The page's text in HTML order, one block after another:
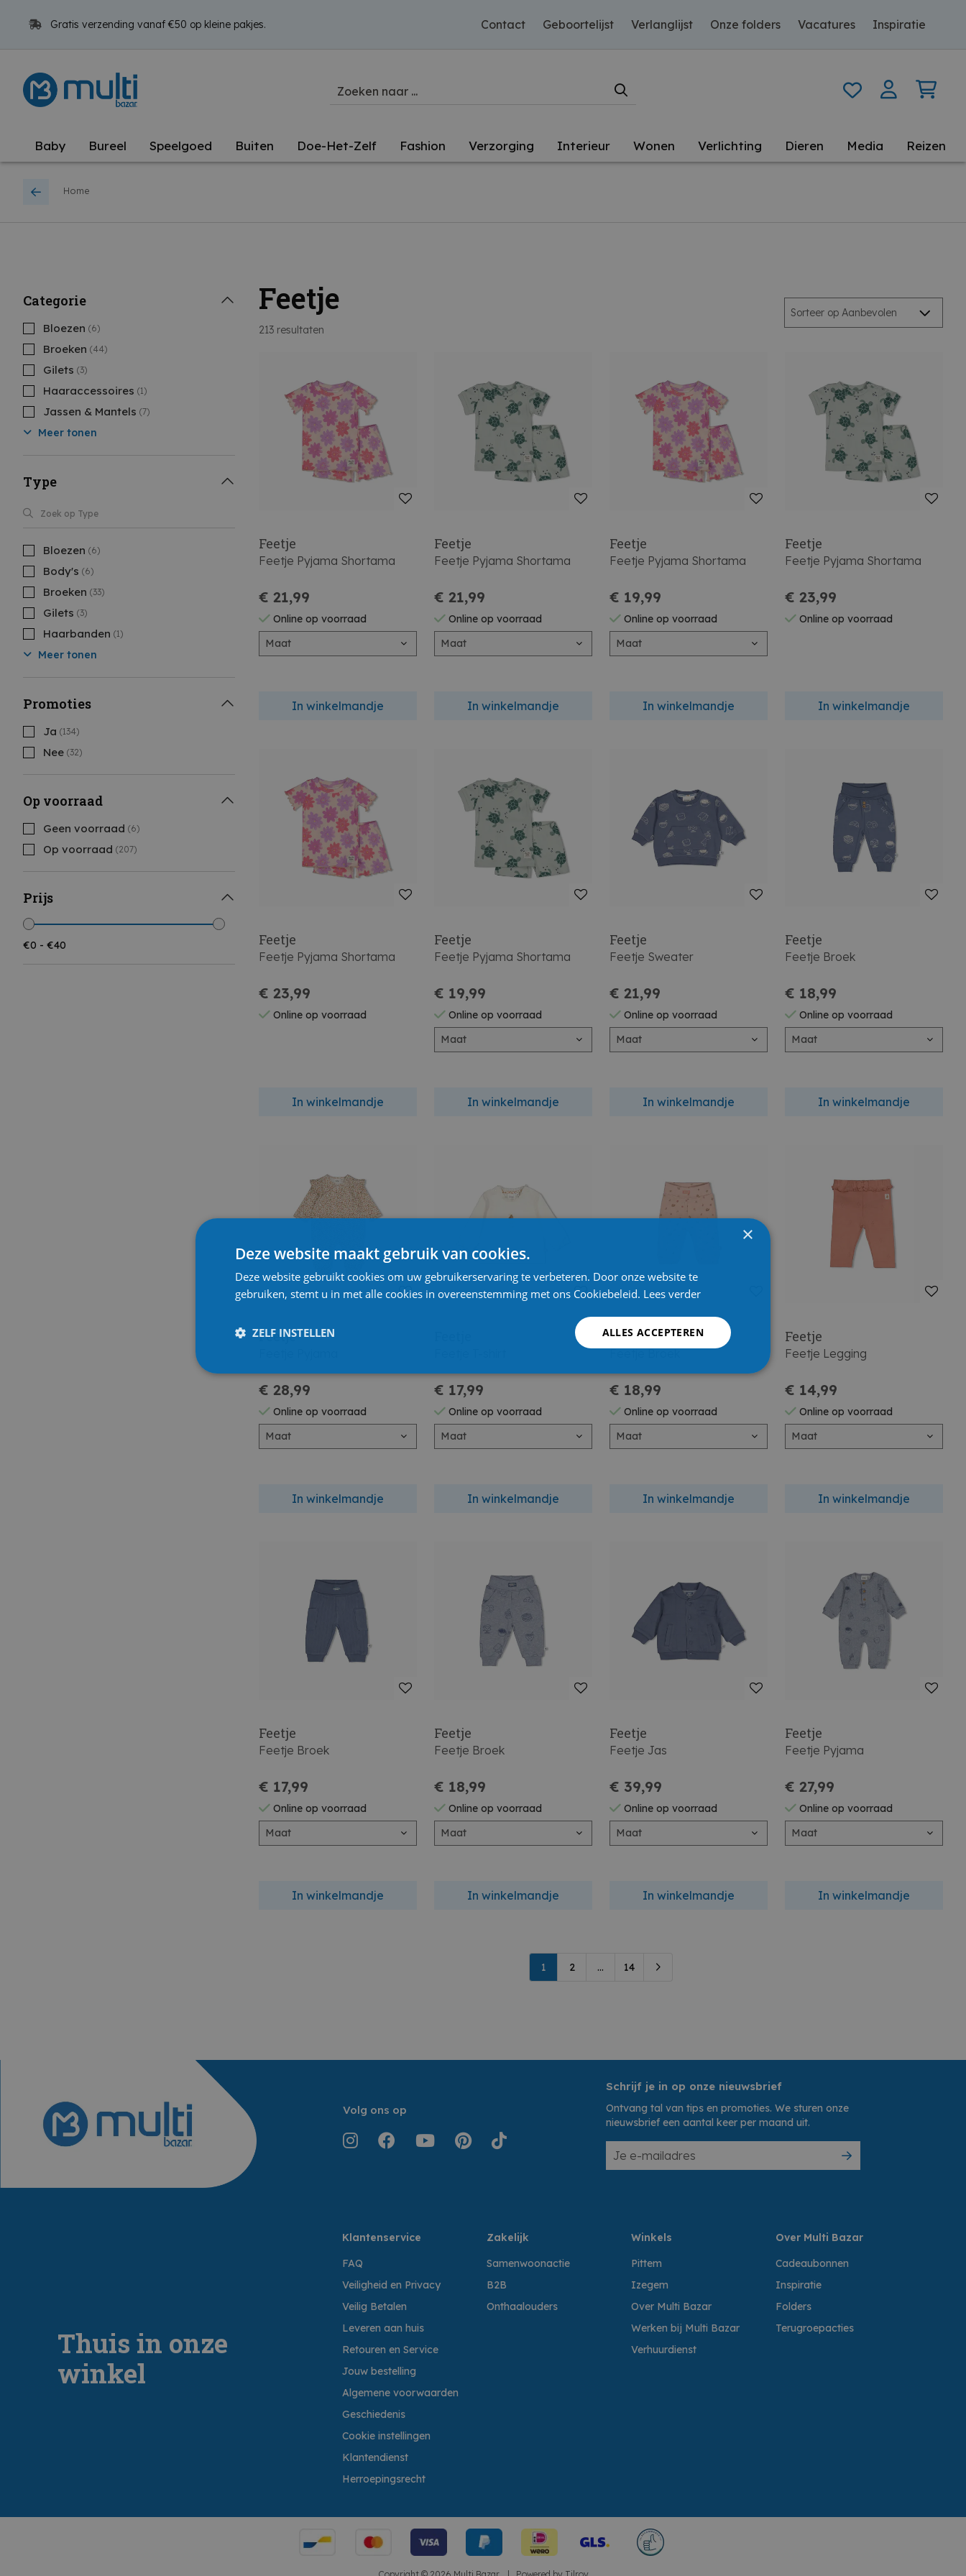
Gratis verzending vanaf €50 op kleine pakjes. Contact Geboortelijst Verlanglijst Onze folders Vacatures Inspiratie
Baby Bureel Speelgoed Buiten Doe-Het-Zelf Fashion Verzorging Interieur Wonen Verlichting Dieren Media Reizen
Home
Categorie
Bloezen (6)
Broeken (44)
Gilets (3)
Haaraccessoires (1)
Jassen & Mantels (7)
Meer tonen
Type
Bloezen (6)
Body's (6)
Broeken (33)
Gilets (3)
Haarbanden (1)
Meer tonen
Promoties
Ja (134)
Nee (32)
Op voorraad
Geen voorraad (6)
Op voorraad (207)
Prijs
Feetje
213 resultaten
Feetje
Feetje Pyjama Shortama
€ 21,99
Online op voorraad
Maat
In winkelmandje
Feetje
Feetje Pyjama Shortama
€ 21,99
Online op voorraad
Maat
In winkelmandje
Feetje
Feetje Pyjama Shortama
€ 19,99
Online op voorraad
Maat
In winkelmandje
Feetje
Feetje Pyjama Shortama
€ 23,99
Online op voorraad
In winkelmandje
Feetje
Feetje Pyjama Shortama
€ 23,99
Online op voorraad
In winkelmandje
Feetje
Feetje Pyjama Shortama
€ 19,99
Online op voorraad
Maat
In winkelmandje
Feetje
Feetje Sweater
€ 21,99
Online op voorraad
Maat
In winkelmandje
Feetje
Feetje Broek
€ 18,99
Online op voorraad
Maat
In winkelmandje
Feetje
€ 28,99
Online op voorraad
Maat
In winkelmandje
€ 17,99
Online op voorraad
Maat
In winkelmandje
Feetje
Feetje Broek
€ 18,99
Online op voorraad
Maat
In winkelmandje
Feetje
Feetje Legging
€ 14,99
Online op voorraad
Maat
In winkelmandje
Feetje
Feetje Broek
€ 17,99
Online op voorraad
Maat
In winkelmandje
Feetje
Feetje Broek
€ 18,99
Online op voorraad
Maat
In winkelmandje
Feetje
Feetje Jas
€ 39,99
Online op voorraad
Maat
In winkelmandje
Feetje
Feetje Pyjama
€ 27,99
Online op voorraad
Maat
In winkelmandje
1 2 ... 14
Volg ons op
Schrijf je in op onze nieuwsbrief
Ontvang tal van tips en promoties. We sturen onze
nieuwsbrief een aantal keer per maand uit.
Thuis in onze
winkel
Klantenservice
FAQ
Veiligheid en Privacy
Veilig Betalen
Leveren aan huis
Retouren en Service
Jouw bestelling
Algemene voorwaarden
Geschiedenis
Cookie instellingen
Klantendienst
Herroepingsrecht
Zakelijk
Samenwoonactie
B2B
Onthaalouders
Winkels
Pittem
Izegem
Over Multi Bazar
Werken bij Multi Bazar
Verhuurdienst
Over Multi Bazar
Cadeaubonnen
Inspiratie
Folders
Terugroepacties
×
Deze website maakt gebruik van cookies.
Deze website gebruikt cookies om uw gebruikerservaring te verbeteren. Door onze website te
gebruiken, stemt u in met alle cookies in overeenstemming met ons Cookiebeleid. Lees verder
ALLES ACCEPTEREN
ZELF INSTELLEN